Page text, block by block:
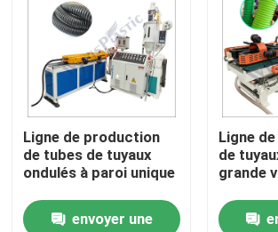
Machine d'extrudeuse de tuyau de
Chaîne de production de tuyau de PPR
Machine d'extrudeuse de tuyau de
Machine ondulée d'extrudeuse de
Ligne de production
de tubes de tuyaux
ondulés à paroi unique
envoyer une
Ligne
de
grande